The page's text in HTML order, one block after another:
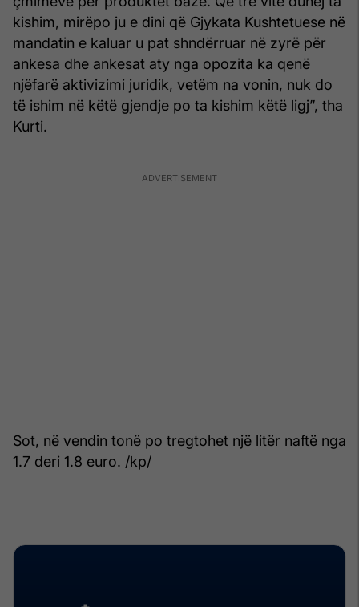
kishim, mirëpo ju e dini që Gjykata Kushtetuese në
mandatin e kaluar u pat shndërruar në zyrë për
ankesa dhe ankesat aty nga opozita ka qenë
njëfarë aktivizimi juridik, vetëm na vonin, nuk do
të ishim në këtë gjendje po ta kishim këtë ligj”, tha
Kurti.
Sot, në vendin tonë po tregtohet një litër naftë nga
1.7 deri 1.8 euro. /kp/